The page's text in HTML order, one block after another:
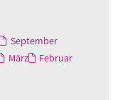
September
März
Februar